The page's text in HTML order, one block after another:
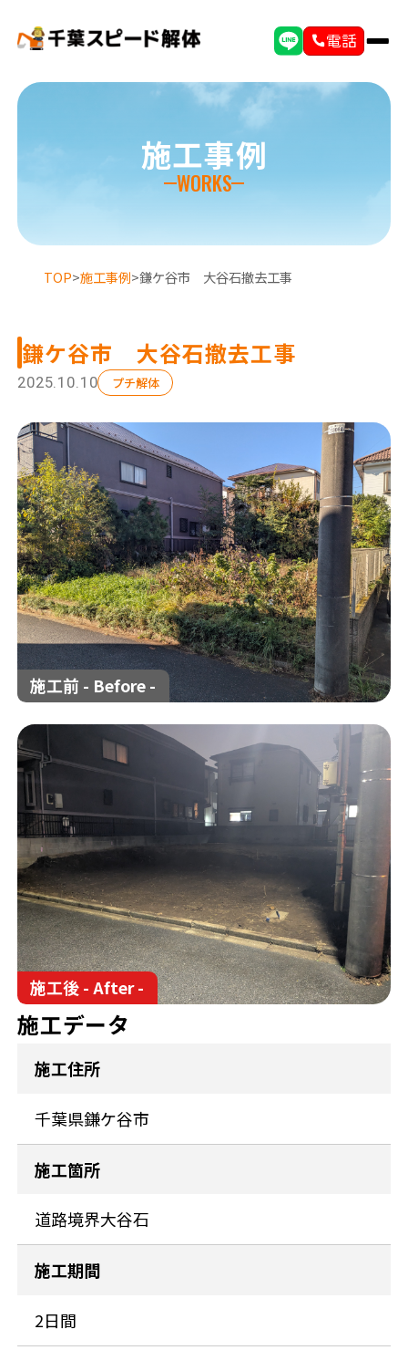
電話
選ばれる理由
解体工事の流れ 解体工事メニュー
会社概要 スタッフ紹介
施工事例 相談会/イベント
現場ブログ お客様の声
補助金情報 空き家対策
来店予約
施工事例
WORKS
TOP>施工事例>鎌ケ谷市 大谷石撤去工事
鎌ケ谷市 大谷石撤去工事
2025.10.10 プチ解体
施工前 - Before -
施工後 - After -
施工データ
施工住所
千葉県鎌ケ谷市
施工箇所
道路境界大谷石
施工期間
2日間